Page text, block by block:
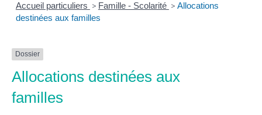
Accueil particuliers > Famille - Scolarité > Allocations
destinées aux familles
Dossier
Allocations destinées aux
familles